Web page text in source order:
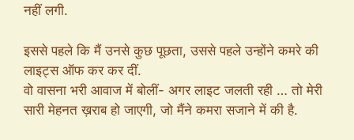
नहीं लगी.
इससे पहले कि मैं उनसे कुछ पूछता, उससे पहले उन्होंने कमरे की
लाइट्स ऑफ कर कर दीं.
वो वासना भरी आवाज में बोलीं- अगर लाइट जलती रही … तो मेरी
सारी मेहनत ख़राब हो जाएगी, जो मैंने कमरा सजाने में की है.